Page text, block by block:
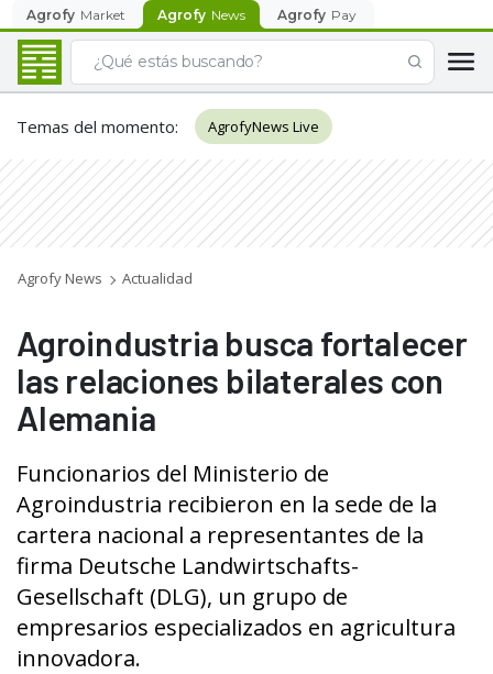
Agrofy Market Agrofy News Agrofy Pay
Temas del momento: AgrofyNews Live
Agrofy News Actualidad
Agroindustria busca fortalecer
las relaciones bilaterales con
Alemania
Funcionarios del Ministerio de
Agroindustria recibieron en la sede de la
cartera nacional a representantes de la
firma Deutsche Landwirtschafts-
Gesellschaft (DLG), un grupo de
empresarios especializados en agricultura
innovadora.